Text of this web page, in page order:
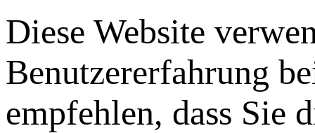
Diese Website
Benutzererfahrung
empfehlen, dass Sie